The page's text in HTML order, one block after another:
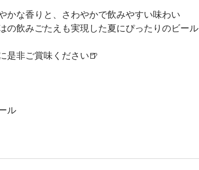
かな香りと、さわやかで飲みやすい味わい
の飲みごたえも実現した夏にぴったりのビール
是非ご賞味ください🍺
ル